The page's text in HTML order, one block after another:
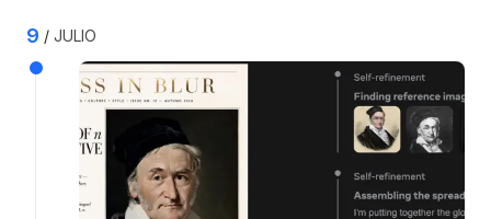
estos cambios permitirán utilizar modelos
avanzados de inteligencia artificial en más
procesos empresariales y a mayor escala, sin
limitar el acceso a su modelo de
razonamiento más potente.
9 JULIO